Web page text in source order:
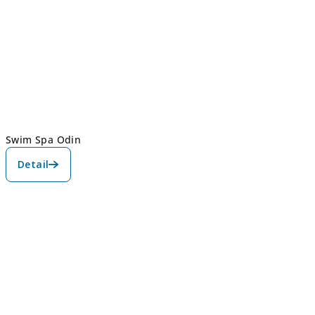
Swim Spa Odin
Detail